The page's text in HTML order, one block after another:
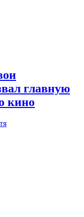
главную
кино